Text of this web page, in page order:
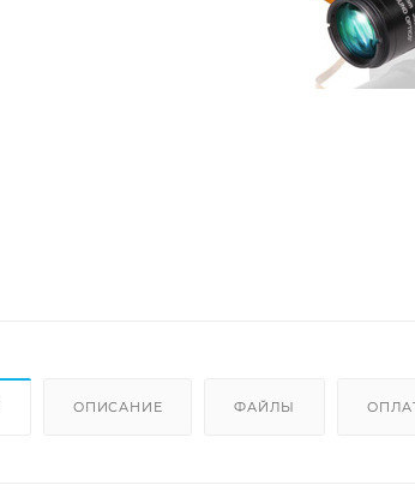
ОПИСАНИЕ ФАЙЛЫ